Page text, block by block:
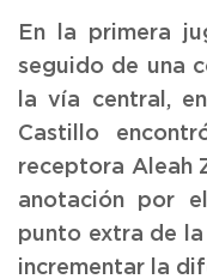
En la primera
seguido de una
la vía central,
Castillo
receptora Aleah
anotación por
punto extra de
incrementar la